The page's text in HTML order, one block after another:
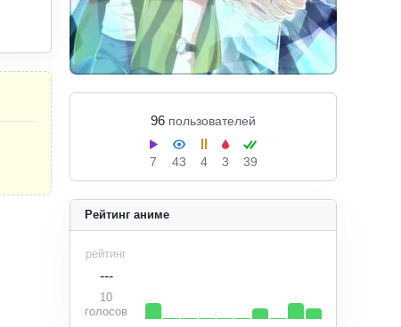
96 пользователей
7 43 4 3 39
Рейтинг аниме
рейтинг
---
10
голосов